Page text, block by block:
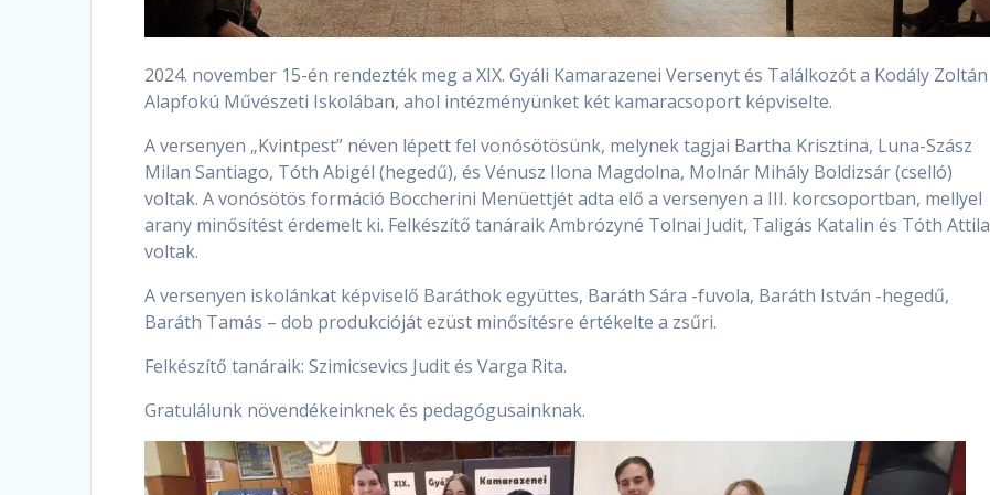
2024. november 15-én rendezték meg a XIX. Gyáli Kamarazenei Versenyt és Találkozót a Kodály Zoltán
Alapfokú Művészeti Iskolában, ahol intézményünket két kamaracsoport képviselte.
A versenyen „Kvintpest” néven lépett fel vonósötösünk, melynek tagjai Bartha Krisztina, Luna-Szász
Milan Santiago, Tóth Abigél (hegedű), és Vénusz Ilona Magdolna, Molnár Mihály Boldizsár (cselló)
voltak. A vonósötös formáció Boccherini Menüettjét adta elő a versenyen a III. korcsoportban, mellyel
arany minősítést érdemelt ki. Felkészítő tanáraik Ambrózyné Tolnai Judit, Taligás Katalin és Tóth Attila
voltak.
A versenyen iskolánkat képviselő Baráthok együttes, Baráth Sára -fuvola, Baráth István -hegedű,
Baráth Tamás – dob produkcióját ezüst minősítésre értékelte a zsűri.
Felkészítő tanáraik: Szimicsevics Judit és Varga Rita.
Gratulálunk növendékeinknek és pedagógusainknak.